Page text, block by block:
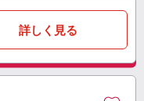
詳しく見る